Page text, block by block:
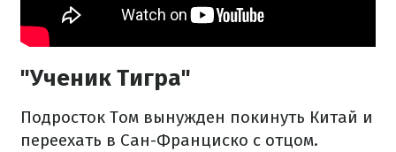
"Ученик Тигра"
Подросток Том вынужден покинуть Китай и
переехать в Сан-Франциско с отцом.